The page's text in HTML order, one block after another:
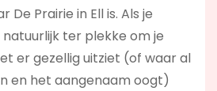
Prairie in Ell is. Als je
ter plekke om je
er gezellig uitziet (of waar al
en het aangenaam oogt)